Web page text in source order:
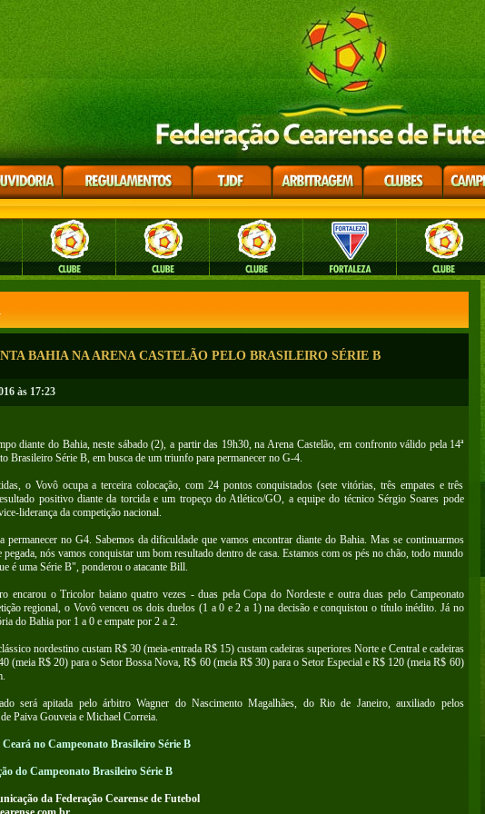
BAHIA NA ARENA CASTELÃO PELO BRASILEIRO SÉRIE B
às 17:23
diante do Bahia, neste sábado (2), a partir das 19h30, na Arena Castelão, em confronto válido pela 14ª
Brasileiro Série B, em busca de um triunfo para permanecer no G-4.
o Vovô ocupa a terceira colocação, com 24 pontos conquistados (sete vitórias, três empates e três
positivo diante da torcida e um tropeço do Atlético/GO, a equipe do técnico Sérgio Soares pode
liderança da competição nacional.
permanecer no G4. Sabemos da dificuldade que vamos encontrar diante do Bahia. Mas se continuarmos
nós vamos conquistar um bom resultado dentro de casa. Estamos com os pés no chão, todo mundo
é uma Série B", ponderou o atacante Bill.
encarou o Tricolor baiano quatro vezes - duas pela Copa do Nordeste e outra duas pelo Campeonato
regional, o Vovô venceu os dois duelos (1 a 0 e 2 a 1) na decisão e conquistou o título inédito. Já no
do Bahia por 1 a 0 e empate por 2 a 2.
nordestino custam R$ 30 (meia-entrada R$ 15) custam cadeiras superiores Norte e Central e cadeiras
(meia R$ 20) para o Setor Bossa Nova, R$ 60 (meia R$ 30) para o Setor Especial e R$ 120 (meia R$ 60)
será apitada pelo árbitro Wagner do Nascimento Magalhães, do Rio de Janeiro, auxiliado pelos
Paiva Gouveia e Michael Correia.
no Campeonato Brasileiro Série B
do Campeonato Brasileiro Série B
da Federação Cearense de Futebol